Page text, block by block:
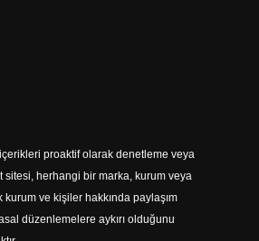
proaktif olarak denetleme veya
sitesi, herhangi bir marka, kurum veya
kurum ve kişiler hakkında paylaşım
düzenlemelere aykırı olduğunu